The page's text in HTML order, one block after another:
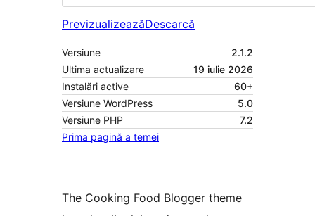
PrevizualizeazăDescarcă
Versiune
2.1.2
Ultima actualizare
19 iulie 2026
Instalări active
60+
Versiune WordPress
5.0
Versiune PHP
7.2
Prima pagină a temei
The Cooking Food Blogger theme